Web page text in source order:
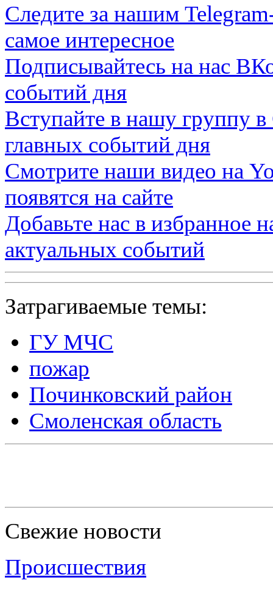
Следите за нашим
самое интересное
Подписывайтесь на нас
событий дня
Вступайте в нашу группу в
главных событий дня
Смотрите наши видео на
появятся на сайте
Добавьте нас в избранное
актуальных событий
Затрагиваемые темы:
ГУ МЧС
пожар
Починковский район
Смоленская область
Свежие новости
Происшествия